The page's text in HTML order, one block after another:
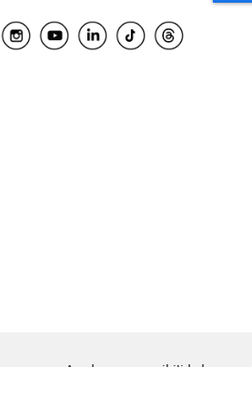
Ayuda para accesibilidad